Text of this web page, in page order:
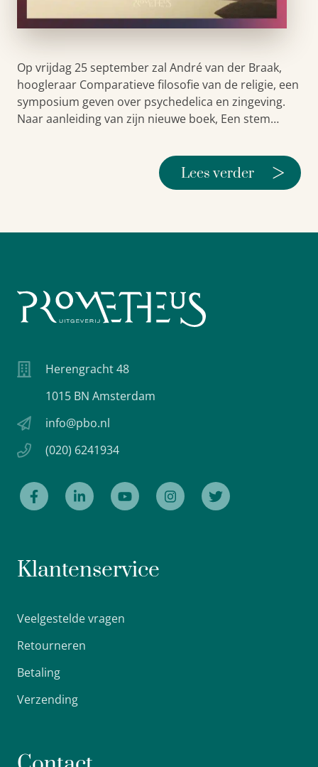
Op vrijdag 25 september zal André van der Braak,
hoogleraar Comparatieve filosofie van de religie, een
symposium geven over psychedelica en zingeving.
Naar aanleiding van zijn nieuwe boek, Een stem…
Lees verder >
Herengracht 48
1015 BN Amsterdam
info@pbo.nl
(020) 6241934
Klantenservice
Veelgestelde vragen
Retourneren
Betaling
Verzending